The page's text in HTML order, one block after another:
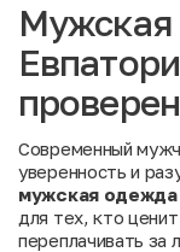
Современный
уверенность и
мужская одежда
для тех, кто
переплачивать за